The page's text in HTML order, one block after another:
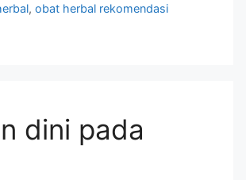
,obat herbal rekomendasi
dini pada